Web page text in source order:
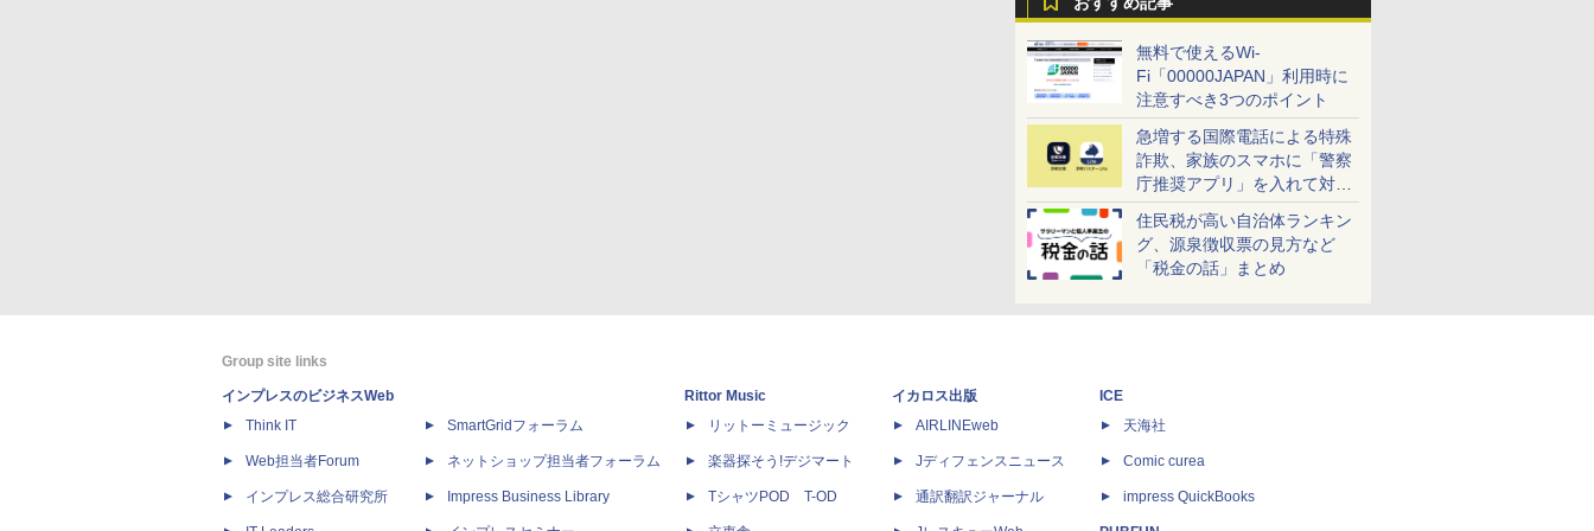
無料で使えるWi-
Fi「00000JAPAN」利用時に
注意すべき3つのポイント
急増する国際電話による特殊
詐欺、家族のスマホに「警察
庁推奨アプリ」を入れて対策
しよう！
住民税が高い自治体ランキン
グ、源泉徴収票の見方など
「税金の話」まとめ
Group site links
インプレスのビジネスWeb
Think IT
Web担当者Forum
インプレス総合研究所
SmartGridフォーラム
ネットショップ担当者フォーラム
Impress Business Library
Rittor Music
リットーミュージック
楽器探そう!デジマート
TシャツPOD T-OD
イカロス出版
AIRLINEweb
Jディフェンスニュース
通訳翻訳ジャーナル
ICE
天海社
Comic curea
impress QuickBooks